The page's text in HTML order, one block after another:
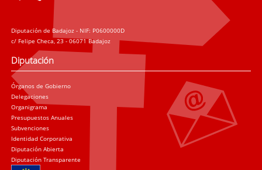
Diputación de Badajoz - NIF: P0600000D
c/ Felipe Checa, 23 - 06071 Badajoz
Diputación
Órganos de Gobierno
Delegaciones
Organigrama
Presupuestos Anuales
Subvenciones
Identidad Corporativa
Diputación Abierta
Diputación Transparente